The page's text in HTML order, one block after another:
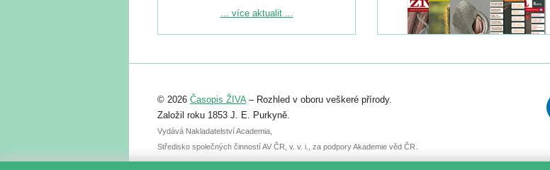
Podrobnější informace ke konferenci
Registrovat se můžete do 6. září.
abstraktu přihlášené přednášky nebo
posteru je už 30. června.
... více aktualit ...
© 2026 Časopis ŽIVA– Rozhled v oboru veškeré přírody.
Založil roku 1853 J. E. Purkyně.
Vydává Nakladatelství Academia,
Středisko společných činností AV ČR, v. v. i., za podpory Akademie věd ČR.